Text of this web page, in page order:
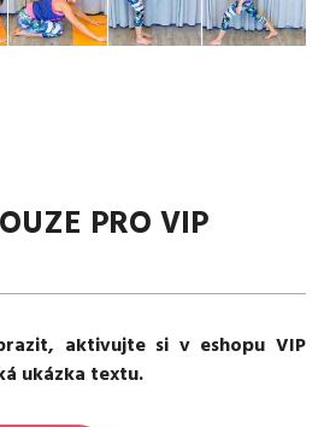
Excentrické posilování
Domácí HYROX
Meditace
Afirmace – cvičení mysli
Polévky
Nápoje
Kontakt
PRO VIP
aktivujte si v eshopu VIP
ukázka textu.